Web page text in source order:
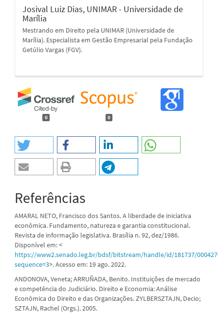
Josival Luiz Dias, UNIMAR - Universidade de
Marília
Mestrando em Direito pela UNIMAR (Universidade de
Marília). Especialista em Gestão Empresarial pela Fundação
Getúlio Vargas (FGV).
0 0
Referências
AMARAL NETO, Francisco dos Santos. A liberdade de iniciativa
econômica. Fundamento, natureza e garantia constitucional.
Revista de informação legislativa. Brasília n. 92, dez/1986.
Disponível em: <
https://www2.senado.leg.br/bdsf/bitstream/handle/id/181737/
sequence=3>. Acesso em: 19 ago. 2022.
ANDONOVA, Veneta; ARRUÑADA, Benito. Instituições de mercado
e competência do Judiciário. Direito e Economia: Análise
Econômica do Direito e das Organizações. ZYLBERSZTAJN, Decio;
SZTAJN, Rachel (Orgs.). 2005.